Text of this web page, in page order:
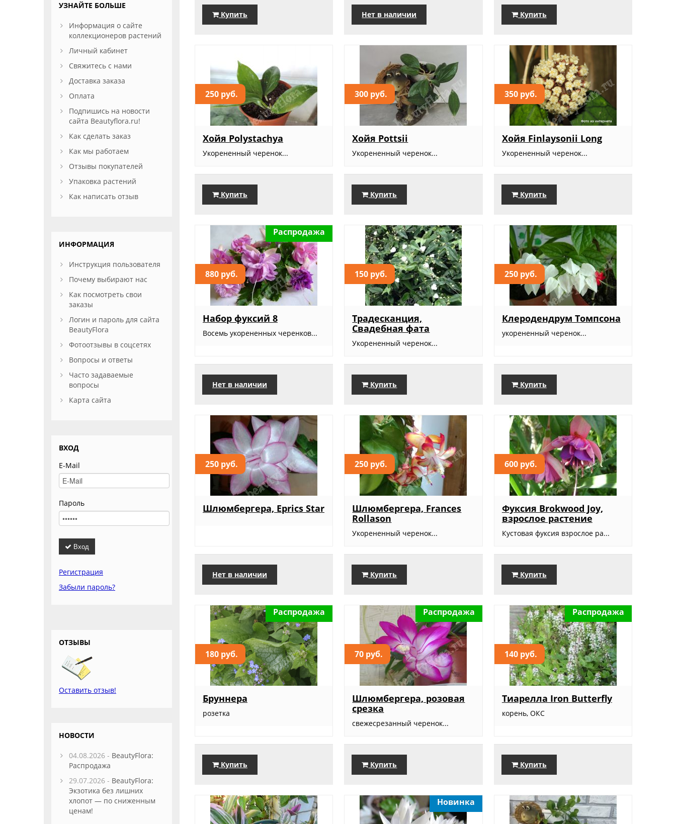
Купить Нет в наличии Купить
250 руб.
Хойя Polystachya
Укорененный черенок...
Купить
300 руб.
Хойя Pottsii
Укорененный черенок...
Купить
350 руб.
Хойя Finlaysonii Long
Укорененный черенок...
Купить
880 руб.
Распродажа
Набор фуксий 8
Восемь укорененных черенков...
Нет в наличии
150 руб.
Традесканция,
Свадебная фата
Укорененный черенок...
Купить
250 руб.
Клеродендрум Томпсона
укорененный черенок...
Купить
250 руб.
Шлюмбергера, Eprics Star
Нет в наличии
250 руб.
Шлюмбергера, Frances
Rollason
Укорененный черенок...
Купить
600 руб.
Фуксия Brokwood Joy,
взрослое растение
Кустовая фуксия взрослое ра...
Купить
180 руб.
Распродажа
Бруннера
розетка
Купить
70 руб.
Распродажа
Шлюмбергера, розовая
срезка
свежесрезанный черенок...
Купить
140 руб.
Распродажа
Тиарелла Iron Butterfly
корень, ОКС
Купить
Новинка
УЗНАЙТЕ БОЛЬШЕ
Информация о сайте
коллекционеров растений
Личный кабинет
Свяжитесь с нами
Доставка заказа
Оплата
Подпишись на новости
сайта Beautyflora.ru!
Как сделать заказ
Как мы работаем
Отзывы покупателей
Упаковка растений
Как написать отзыв
ИНФОРМАЦИЯ
Инструкция пользователя
Почему выбирают нас
Как посмотреть свои
заказы
Логин и пароль для сайта
BeautyFlora
Фотоотзывы в соцсетях
Вопросы и ответы
Часто задаваемые
вопросы
Карта сайта
ВХОД
E-Mail
Пароль
Вход
Регистрация
Забыли пароль?
ОТЗЫВЫ
Оставить отзыв!
НОВОСТИ
04.08.2026 - BeautyFlora:
Распродажа
29.07.2026 - BeautyFlora:
Экзотика без лишних
хлопот — по сниженным
ценам!